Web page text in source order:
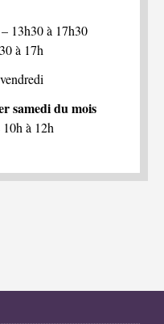
13h30 à 17h30
à 17h
samedi du mois
à 12h